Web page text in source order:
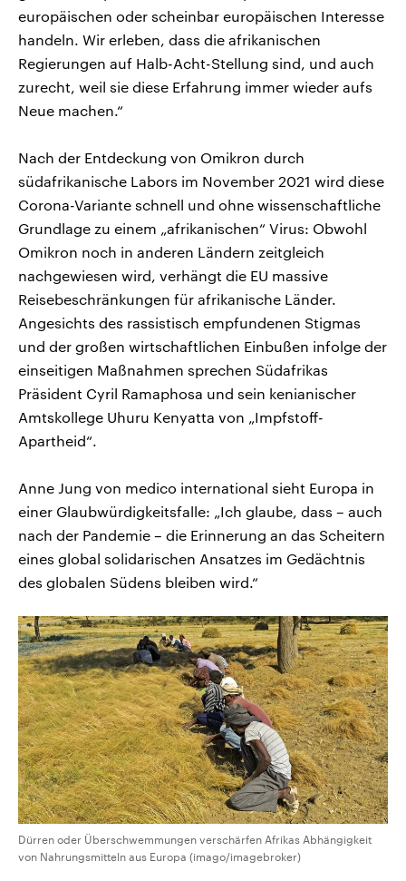
europäischen oder scheinbar europäischen Interesse
handeln. Wir erleben, dass die afrikanischen
Regierungen auf Halb-Acht-Stellung sind, und auch
zurecht, weil sie diese Erfahrung immer wieder aufs
Neue machen.“
Nach der Entdeckung von Omikron durch
südafrikanische Labors im November 2021 wird diese
Corona-Variante schnell und ohne wissenschaftliche
Grundlage zu einem „afrikanischen“ Virus: Obwohl
Omikron noch in anderen Ländern zeitgleich
nachgewiesen wird, verhängt die EU massive
Reisebeschränkungen für afrikanische Länder.
Angesichts des rassistisch empfundenen Stigmas
und der großen wirtschaftlichen Einbußen infolge der
einseitigen Maßnahmen sprechen Südafrikas
Präsident Cyril Ramaphosa und sein kenianischer
Amtskollege Uhuru Kenyatta von „Impfstoff-
Apartheid“.
Anne Jung von medico international sieht Europa in
einer Glaubwürdigkeitsfalle: „Ich glaube, dass – auch
nach der Pandemie – die Erinnerung an das Scheitern
eines global solidarischen Ansatzes im Gedächtnis
des globalen Südens bleiben wird.“
Dürren oder Überschwemmungen verschärfen Afrikas Abhängigkeit
von Nahrungsmitteln aus Europa (imago/imagebroker)